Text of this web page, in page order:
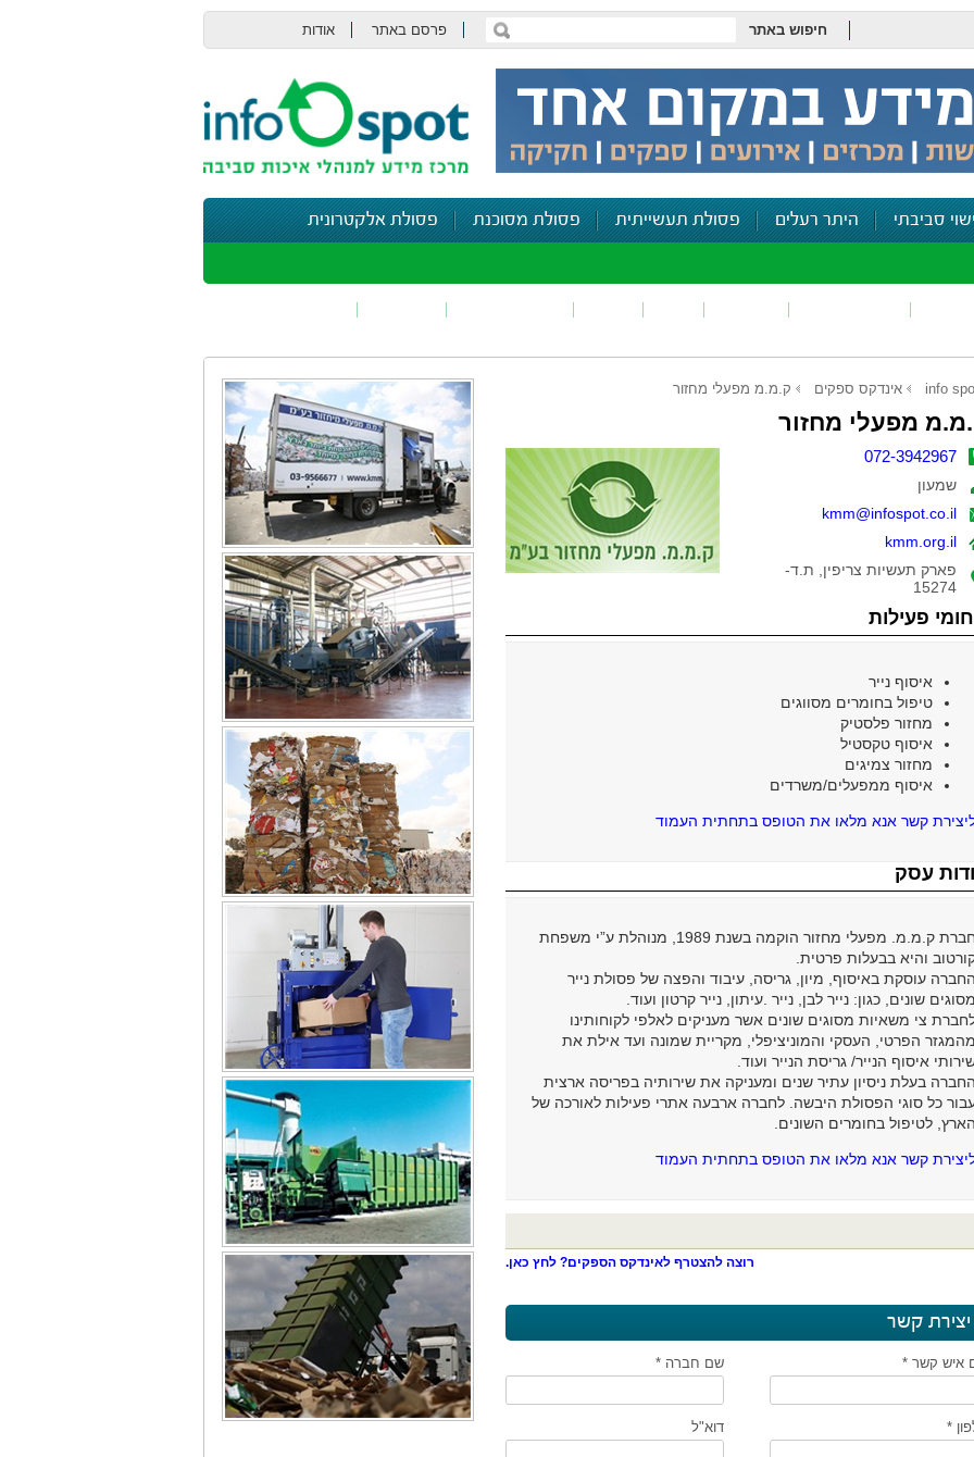
חיפוש באתר פרסם באתר אודות
סביבתי היתר רעלים פסולת תעשייתית פסולת מסוכנת פסולת אלקטרונית
info אינדקס ספקים ק.מ.מ מפעלי מחזור
מפעלי מחזור
072-3942967
שמעון
kmm@infospot.co.il
kmm.org.il
פארק תעשיות צריפין, ת.ד-
15274
פעילות
איסוף נייר
טיפול בחומרים מסווגים
מחזור פלסטיק
איסוף טקסטיל
מחזור צמיגים
איסוף ממפעלים/משרדים
קשר אנא מלאו את הטופס בתחתית העמוד
עסק
חברת ק.מ.מ. מפעלי מחזור הוקמה בשנת 1989, מנוהלת ע”י משפחת
והיא בבעלות פרטית.
עוסקת באיסוף, מיון, גריסה, עיבוד והפצה של פסולת נייר
שונים, כגון: נייר לבן, נייר .עיתון, נייר קרטון ועוד.
צי משאיות מסוגים שונים אשר מעניקים לאלפי לקוחותינו
הפרטי, העסקי והמוניציפלי, מקריית שמונה ועד אילת את
איסוף הנייר/ גריסת הנייר ועוד.
בעלת ניסיון עתיר שנים ומעניקה את שירותיה בפריסה ארצית
כל סוגי הפסולת היבשה. לחברה ארבעה אתרי פעילות לאורכה של
לטיפול בחומרים השונים.
קשר אנא מלאו את הטופס בתחתית העמוד
רוצה להצטרף לאינדקס הספקים? לחץ כאן.
יצירת קשר
איש קשר * שם חברה *
* דוא"ל